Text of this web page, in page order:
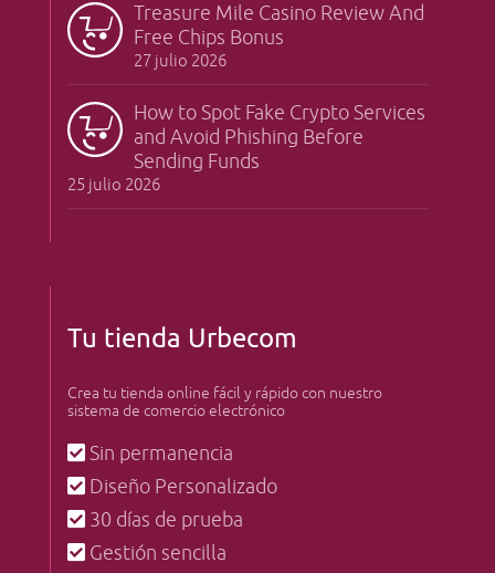
Treasure Mile Casino Review And
Free Chips Bonus
27 julio 2026
How to Spot Fake Crypto Services
and Avoid Phishing Before
Sending Funds
25 julio 2026
Tu tienda Urbecom
Crea tu tienda online fácil y rápido con nuestro
sistema de comercio electrónico
Sin permanencia
Diseño Personalizado
30 días de prueba
Gestión sencilla